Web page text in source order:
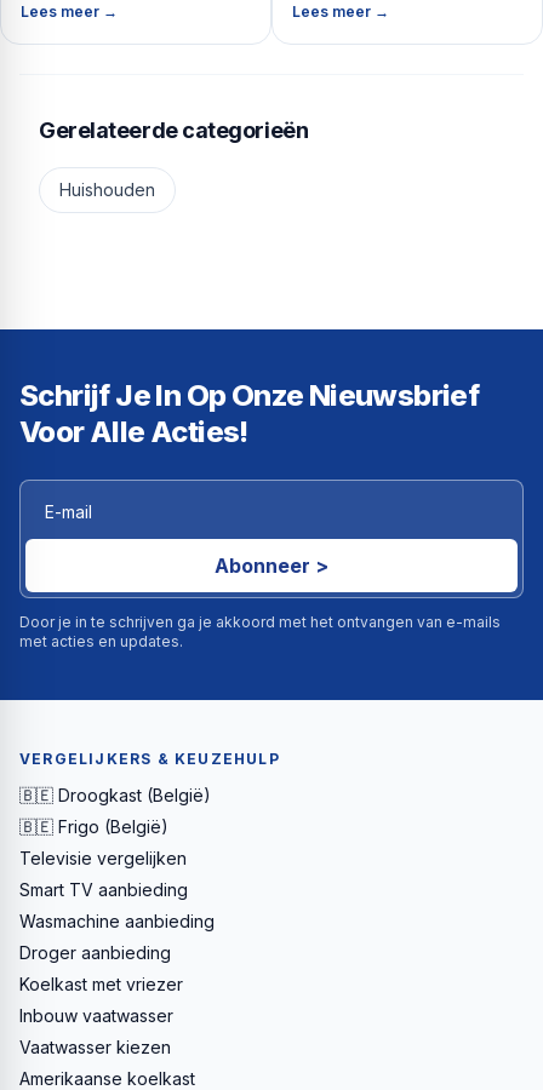
koopadvies over vermogen,
Lees meer →
simpele sodapasta, plus het
Lees meer →
Gerelateerde categorieën
Huishouden
Schrijf Je In Op Onze Nieuwsbrief
Voor Alle Acties!
Abonneer >
Door je in te schrijven ga je akkoord met het ontvangen van e-mails
met acties en updates.
VERGELIJKERS & KEUZEHULP
🇧🇪 Droogkast (België)
🇧🇪 Frigo (België)
Televisie vergelijken
Smart TV aanbieding
Wasmachine aanbieding
Droger aanbieding
Koelkast met vriezer
Inbouw vaatwasser
Vaatwasser kiezen
Amerikaanse koelkast